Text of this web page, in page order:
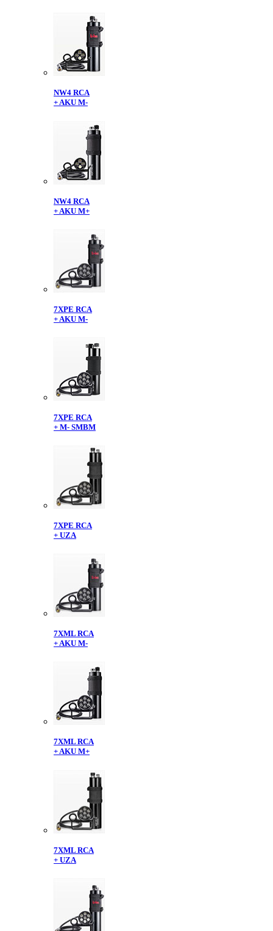
NW4 RCA
+ AKU M-
NW4 RCA
+ AKU M+
7XPE RCA
+ AKU M-
7XPE RCA
+ M- SMBM
7XPE RCA
+ UZA
7XML RCA
+ AKU M-
7XML RCA
+ AKU M+
7XML RCA
+ UZA